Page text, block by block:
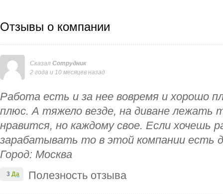
Отзывы о компании
Сказал Сотрудник
2 года и 10 месяцев назад
Работа есть и за нее вовремя и хорошо
плюс. А тяжело везде, на диване лежать
нравится, но каждому свое. Если хочешь
зарабатывать то в этой компании есть
Город: Москва
Полезность отзыва
3 Да